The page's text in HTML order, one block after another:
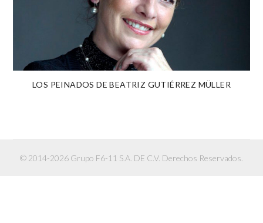
LOS PEINADOS DE BEATRIZ GUTIÉRREZ MÜLLER
© 2014-2026 Grupo F6-11 S.A. DE C.V. Derechos Reservados.